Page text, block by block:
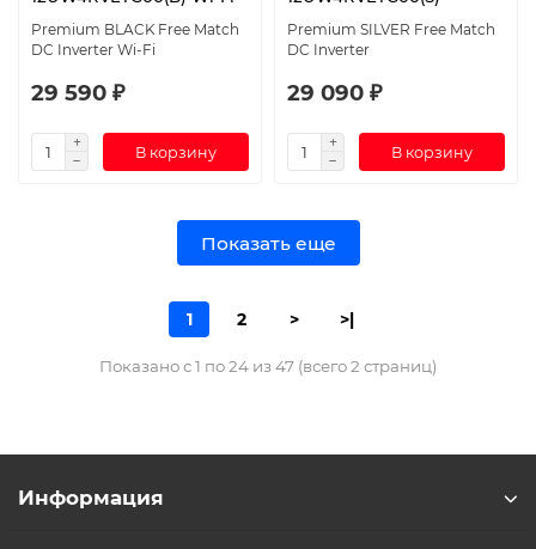
Premium BLACK Free Match
DC Inverter Wi-Fi
29 590 ₽
В корзину
Premium SILVER Free Match
DC Inverter
29 090 ₽
В корзину
Показать еще
1 2 > >|
Показано с 1 по 24 из 47 (всего 2 страниц)
Информация